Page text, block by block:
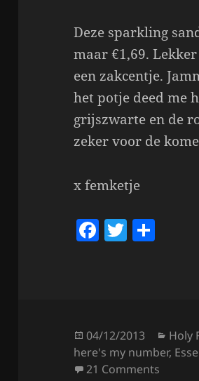
Deze sparkling
maar €1,69.
een zakcentje.
het potje deed me
grijszwarte en de
zeker voor de
x femketje
F
o
o
T
Posted
on
04/12/2013 Holy
here's my number,
21 Comments